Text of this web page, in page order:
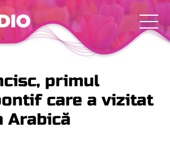
primul
care a vizitat
Arabică